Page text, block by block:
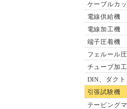
ケーブルカ
電線供給機
電線加工機
端子圧着機
フェルール
チューブ加
DIN、ダク
引張試験機
テーピング